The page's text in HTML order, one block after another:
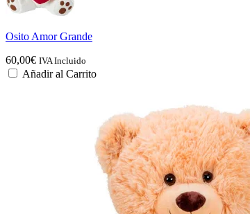
Osito Amor Grande
60,00€ IVA Incluido
Añadir al Carrito